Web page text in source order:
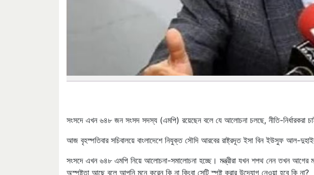
সংসদে এখন ৬৪৮ জন সংসদ সদস্য (এমপি) রয়েছেন বলে যে আলোচনা চলছে, নীতি-নির্ধারকরা
আজ বৃহস্পতিবার সচিবালয়ে বাংলাদেশে নিযুক্ত সৌদি আরবের রাষ্ট্রদূত ইসা বিন ইউসুফ আল-
সংসদে এখন ৬৪৮ এমপি নিয়ে আলোচনা-সমালোচনা হচ্ছে। মন্ত্রীরা যখন শপথ নেন তখন আগের
অস্পষ্টতা আছে বলে আপনি মনে করেন কি না কিংবা সেটি স্পষ্ট করার উদ্যোগ নেওয়া হবে কি না?